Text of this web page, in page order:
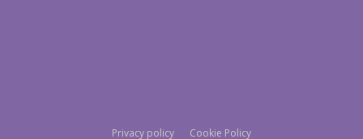
Privacy policy Cookie Policy